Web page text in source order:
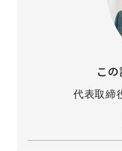
こ
代表取締